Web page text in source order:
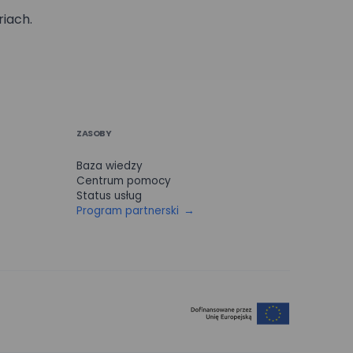
ZASOBY
Baza wiedzy
Centrum pomocy
Status usług
Program partnerski